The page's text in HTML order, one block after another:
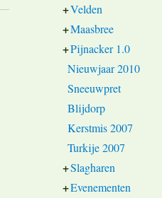
+Velden
+Maasbree
+Pijnacker 1.0
Nieuwjaar 2010
Sneeuwpret
Blijdorp
Kerstmis 2007
Turkije 2007
+Slagharen
+Evenementen